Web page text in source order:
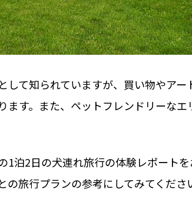
して知られていますが、買い物やア
ます。また、ペットフレンドリーな
1泊2日の犬連れ旅行の体験レポート
の旅行プランの参考にしてみてくださ